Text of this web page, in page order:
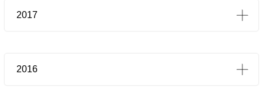
2017
2016